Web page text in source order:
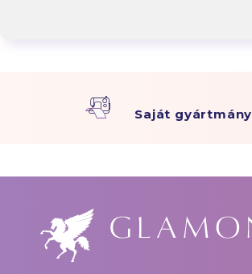
Saját gyártmány